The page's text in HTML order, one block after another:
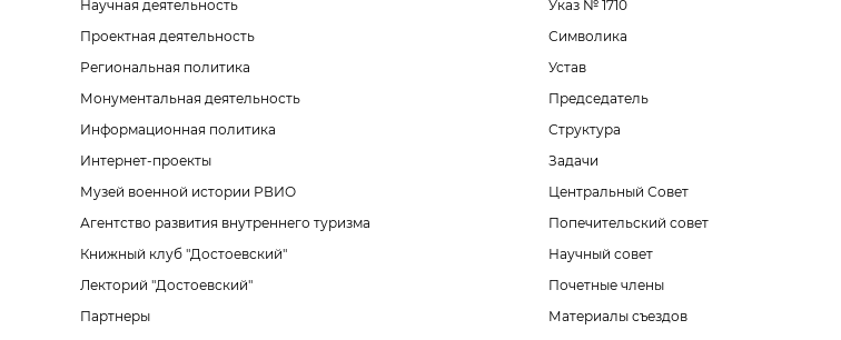
Научная деятельность
Проектная деятельность
Региональная политика
Монументальная деятельность
Информационная политика
Интернет-проекты
Музей военной истории РВИО
Агентство развития внутреннего туризма
Книжный клуб "Достоевский"
Лекторий "Достоевский"
Партнеры
Указ № 1710
Символика
Устав
Председатель
Структура
Задачи
Центральный Совет
Попечительский совет
Научный совет
Почетные члены
Материалы съездов